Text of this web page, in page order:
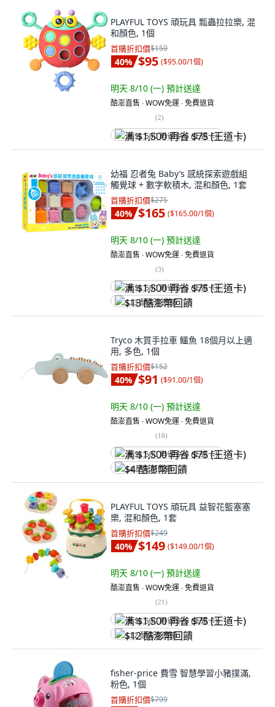
PLAYFUL TOYS 頑玩具 瓢蟲拉拉樂, 混
和顏色, 1個
首購折扣價$159
40% $95 ($95.00/1個)
明天 8/10 (一) 預計送達
酷澎直售 ∙ WOW免運 ∙ 免費退貨
(2)
满 $1,500 再省 $75 (王道卡)
幼福 忍者兔 Baby’s 感統探索遊戲組
觸覺球 + 數字軟積木, 混和顏色, 1套
首購折扣價$275
40% $165 ($165.00/1個)
明天 8/10 (一) 預計送達
酷澎直售 ∙ WOW免運 ∙ 免費退貨
(3)
满 $1,500 再省 $75 (王道卡)
$13 酷澎幣回饋
Tryco 木質手拉車 鱷魚 18個月以上適
用, 多色, 1個
首購折扣價$152
40% $91 ($91.00/1個)
明天 8/10 (一) 預計送達
酷澎直售 ∙ WOW免運 ∙ 免費退貨
(18)
满 $1,500 再省 $75 (王道卡)
$4 酷澎幣回饋
PLAYFUL TOYS 頑玩具 益智花籃塞塞
樂, 混和顏色, 1套
首購折扣價$249
40% $149 ($149.00/1個)
明天 8/10 (一) 預計送達
酷澎直售 ∙ WOW免運 ∙ 免費退貨
(21)
满 $1,500 再省 $75 (王道卡)
$12 酷澎幣回饋
fisher-price 費雪 智慧學習小豬撲滿,
粉色, 1個
首購折扣價$799